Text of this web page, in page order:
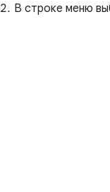
В строке меню